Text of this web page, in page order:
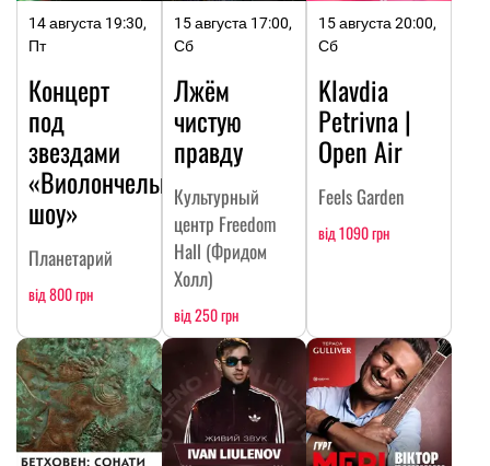
14 августа 19:30,
Пт
Концерт
под
звездами
«Виолончельное
шоу»
Планетарий
від 800 грн
15 августа 17:00,
Сб
Лжём
чистую
правду
Культурный
центр Freedom
Hall (Фридом
Холл)
від 250 грн
15 августа 20:00,
Сб
Klavdia
Petrivna |
Open Air
Feels Garden
від 1090 грн